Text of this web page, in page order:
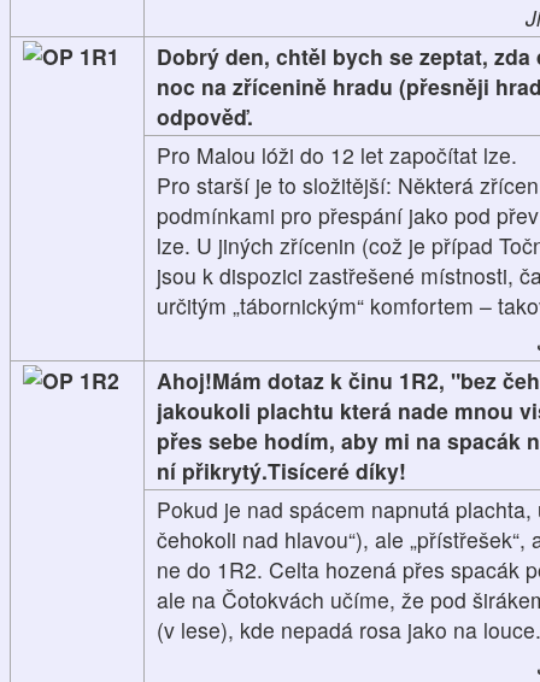
1R1
Dobrý den, chtěl bych se zeptat,
noc na zřícenině hradu (přesněji
odpověď.
Pro Malou lóži do 12 let započítat lze.
Pro starší je to složitější: Některá
podmínkami pro přespání jako pod
lze. U jiných zřícenin (což je případ
jsou k dispozici zastřešené místnosti,
určitým „tábornickým“ komfortem –
1R2
Ahoj!Mám dotaz k činu 1R2, "bez
jakoukoli plachtu která nade mnou
přes sebe hodím, aby mi na spacák
ní přikrytý.Tisíceré díky!
Pokud je nad spácem napnutá plachta,
čehokoli nad hlavou“), ale
ne do 1R2. Celta hozená přes spacák
ale na Čotokvách učíme, že pod
(v lese), kde nepadá rosa jako na louce.